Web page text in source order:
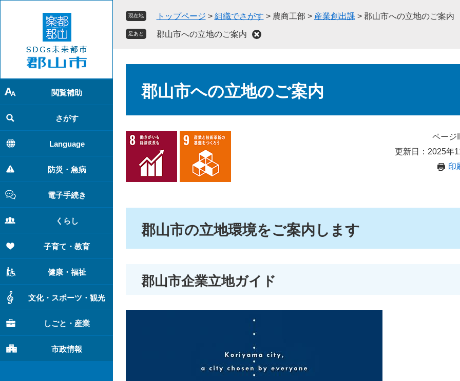
で
す
。
ば
し
て
本
文
へ
閲覧補助
さがす
Language
防災・急病
電子手続き
くらし
子育て・教育
健康・福祉
文化・スポーツ・観光
しごと・産業
市政情報
現在地 トップページ > 組織でさがす > 農商工部 > 産業創出課 > 郡山市への立地のご案内
足あと 郡山市への立地のご案内
郡山市への立地のご案内
ページ
更新日：2025年
印
郡山市の立地環境をご案内します
郡山市企業立地ガイド